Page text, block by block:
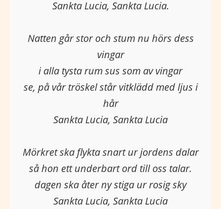
Sankta Lucia, Sankta Lucia.
Natten går stor och stum nu hörs dess
vingar
i alla tysta rum sus som av vingar
se, på vår tröskel står vitklädd med ljus i
hår
Sankta Lucia, Sankta Lucia
Mörkret ska flykta snart ur jordens dalar
så hon ett underbart ord till oss talar.
dagen ska åter ny stiga ur rosig sky
Sankta Lucia, Sankta Lucia